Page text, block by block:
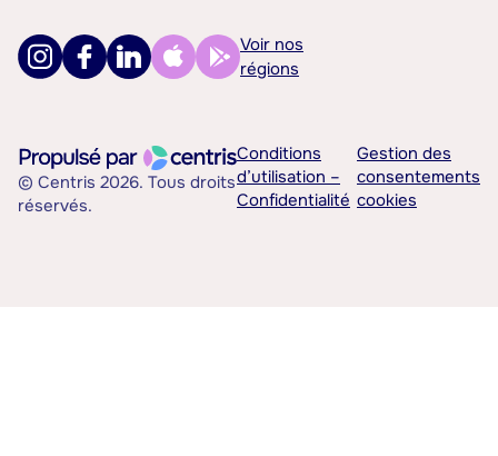
Voir nos
régions
© Centris 2026. Tous droits
réservés.
Conditions
d’utilisation –
Confidentialité
Gestion des
consentements
cookies